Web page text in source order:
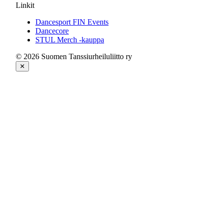
Linkit
Dancesport FIN Events
Dancecore
STUL Merch -kauppa
© 2026 Suomen Tanssiurheiluliitto ry
✕